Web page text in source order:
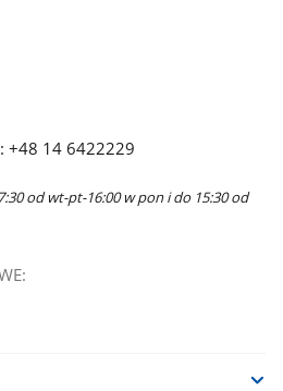
+48 14 6422229
od wt-pt-16:00 w pon i do 15:30 od